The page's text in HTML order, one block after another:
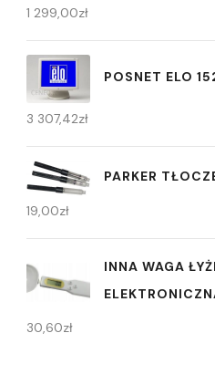
1 299,00zł
POSNET ELO
3 307,42zł
PARKER
19,00zł
INNA WAGA
30,60zł